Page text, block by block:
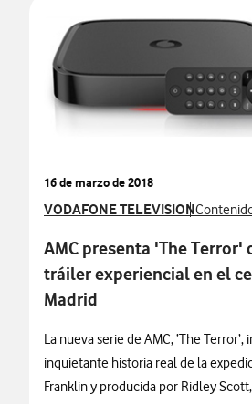
16 de marzo de 2018
Ver más notas de prensa
VODAFONE TELEVISIONVer más
AMC presenta 'The Terror'
tráiler experiencial en el
Madrid
La nueva serie de AMC, ‘The Terror’,
inquietante historia real de la
Franklin y producida por Ridley